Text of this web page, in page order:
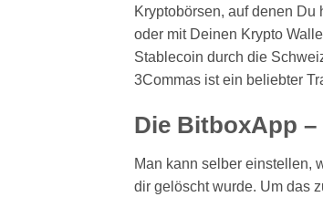
Kryptobörsen, auf denen
oder mit Deinen Krypto
Stablecoin durch die
3Commas ist ein beliebter
Die BitboxApp –
Man kann selber einstellen,
dir gelöscht wurde. Um das